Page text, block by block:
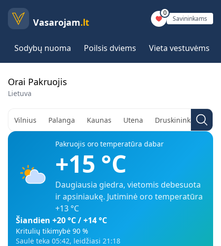
Vasarojam.lt
0
Savininkams
Sodybų nuoma Poilsis dviems Vieta vestuvėms
Orai Pakruojis
Lietuva
Vilnius Palanga Kaunas Utena Druskininkai
Pakruojis oro temperatūra dabar
+15 °C
Daugiausia giedra, vietomis debesuota
ir apsiniaukę. Jutiminė oro temperatūra
+13 °C
Šiandien +20°C /+14°C
Kritulių tikimybė 90 %
Saulė teka 05:42, leidžiasi 21:18